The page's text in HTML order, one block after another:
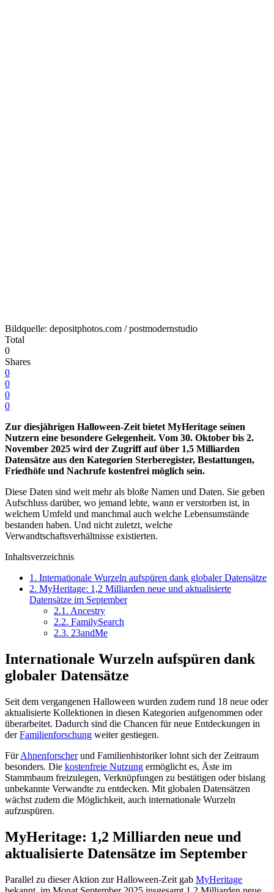
Bildquelle: depositphotos.com / postmodernstudio
Total
0
Shares
0
0
0
0
Zur diesjährigen Halloween-Zeit bietet MyHeritage seinen
Nutzern eine besondere Gelegenheit. Vom 30. Oktober bis 2.
November 2025 wird der Zugriff auf über 1,5 Milliarden
Datensätze aus den Kategorien Sterberegister, Bestattungen,
Friedhöfe und Nachrufe kostenfrei möglich sein.
Diese Daten sind weit mehr als bloße Namen und Daten. Sie geben
Aufschluss darüber, wo jemand lebte, wann er verstorben ist, in
welchem Umfeld und manchmal auch welche Lebensumstände
bestanden haben. Und nicht zuletzt, welche
Verwandtschaftsverhältnisse existierten.
Inhaltsverzeichnis
1. Internationale Wurzeln aufspüren dank globaler Datensätze
2. MyHeritage: 1,2 Milliarden neue und aktualisierte
Datensätze im September
2.1. Ancestry
2.2. FamilySearch
2.3. 23andMe
Internationale Wurzeln aufspüren dank
globaler Datensätze
Seit dem vergangenen Halloween wurden zudem rund 18 neue oder
aktualisierte Kollektionen in diesen Kategorien aufgenommen oder
überarbeitet. Dadurch sind die Chancen für neue Entdeckungen in
derFamilienforschung weiter gestiegen.
FürAhnenforscherund Familienhistoriker lohnt sich der Zeitraum
besonders. Die kostenfreie Nutzung ermöglicht es, Äste im
Stammbaum freizulegen, Verknüpfungen zu bestätigen oder bislang
unbekannte Verwandte zu entdecken. Mit globalen Datensätzen
wächst zudem die Möglichkeit, auch internationale Wurzeln
aufzuspüren.
MyHeritage: 1,2 Milliarden neue und
aktualisierte Datensätze im September
Parallel zu dieser Aktion zur Halloween-Zeit gab MyHeritage